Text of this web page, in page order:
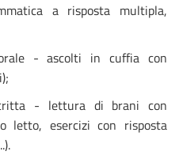
a risposta multipla,
- ascolti in cuffia con
- lettura di brani con
letto, esercizi con risposta